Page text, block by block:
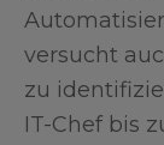
versucht
zu
IT-Chef bis